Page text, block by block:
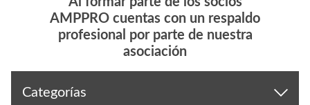
AMPPRO cuentas con un respaldo
profesional por parte de nuestra
asociación
Categorías